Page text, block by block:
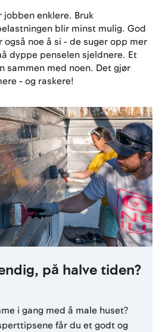
enklere. Bruk
blir minst mulig. God
noe å si - de suger opp mer
dyppe penselen sjeldnere. Et
sammen med noen. Det gjør
- og raskere!
på halve tiden?
i gang med å male huset?
får du et godt og